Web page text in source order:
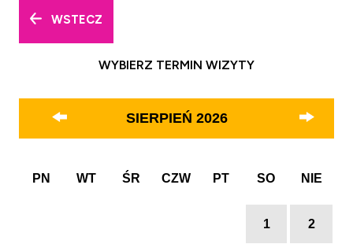
WSTECZ
WYBIERZ TERMIN WIZYTY
SIERPIEŃ 2026
PN WT ŚR CZW PT SO NIE
1 2